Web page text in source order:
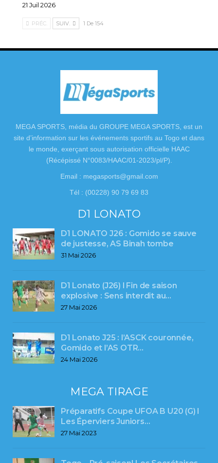
21 Juil 2026
PRÉC. SUIV. 1 De 154
MEGA SPORTS, média du GROUPE MEGA SPORTS, est un
site d’information sur les événements sportifs au Togo et dans
le monde, exerçant sous autorisation officielle HAAC
(Récépissé N°0083/HAAC/01-2023/pl/P).
Email : megasports@gmail.com
Tél : (00228) 90 79 69 83
D1 LONATO
D1 LONATO J26 : Gomido se sauve
de justesse, AS Binah tombe
31 Mai 2026
D1 Lonato (J26) l Fin de saison
explosive : Sens interdit au…
27 Mai 2026
D1 Lonato J25 : l’ASCK couronnée,
Gomido et l’AS OTR…
24 Mai 2026
MEGA TIRAGE
Préparatifs Coupe UFOA B U20 (G) I
Les Éperviers Juniors…
27 Mai 2023